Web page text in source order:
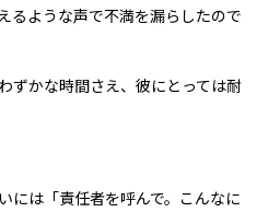
るような声で不満を漏らしたので
ずかな時間さえ、彼にとっては耐
には「責任者を呼んで。こんなに